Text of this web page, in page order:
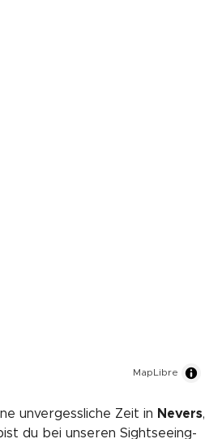
MapLibre
unvergessliche Zeit in Nevers,
du bei unseren Sightseeing-